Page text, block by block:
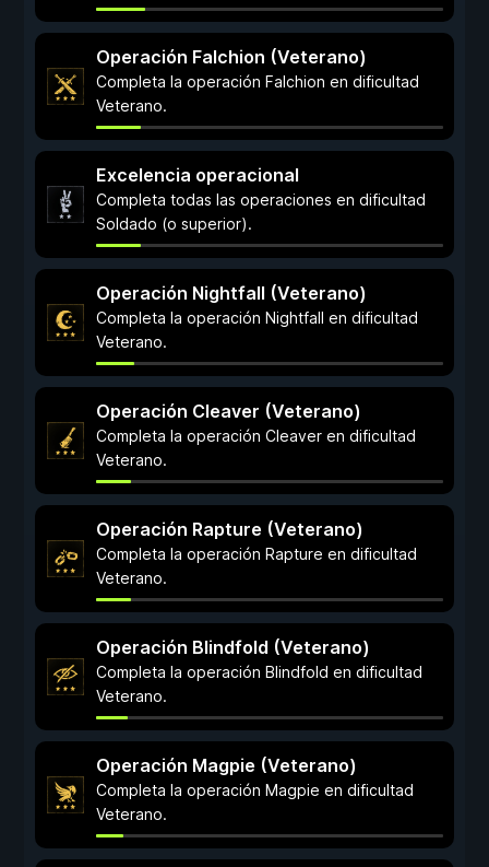
Operación Falchion (Veterano)
Completa la operación Falchion en dificultad
Veterano.
Excelencia operacional
Completa todas las operaciones en dificultad
Soldado (o superior).
Operación Nightfall (Veterano)
Completa la operación Nightfall en dificultad
Veterano.
Operación Cleaver (Veterano)
Completa la operación Cleaver en dificultad
Veterano.
Operación Rapture (Veterano)
Completa la operación Rapture en dificultad
Veterano.
Operación Blindfold (Veterano)
Completa la operación Blindfold en dificultad
Veterano.
Operación Magpie (Veterano)
Completa la operación Magpie en dificultad
Veterano.